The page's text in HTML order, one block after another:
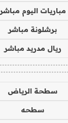
مباريات اليوم مباشر
برشلونة مباشر
ريال مدريد مباشر
سطحة الرياض
سطحه